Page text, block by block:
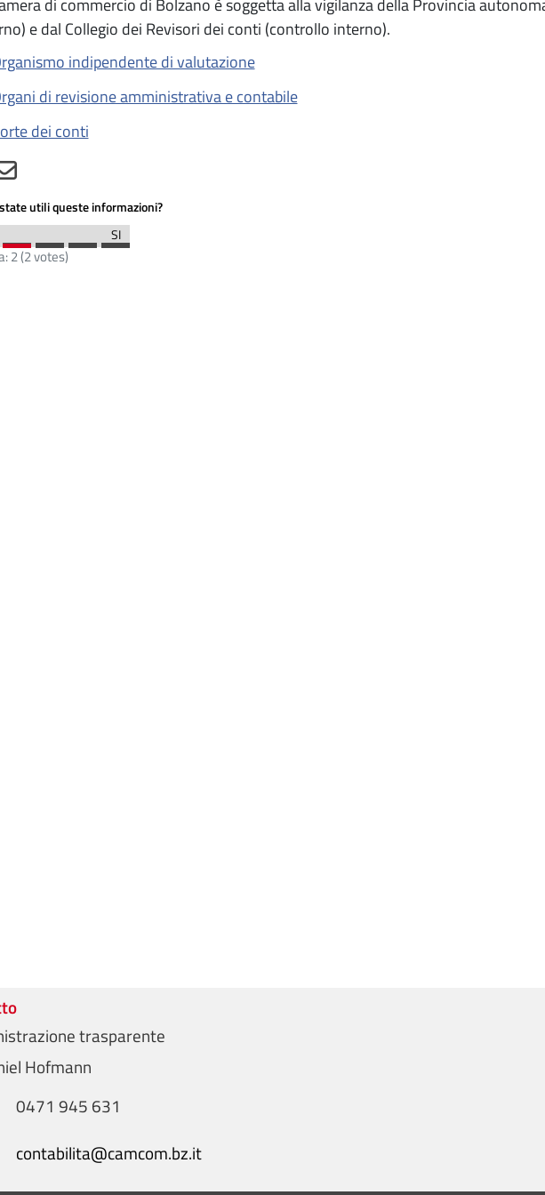
e dal Collegio dei Revisori dei conti (controllo interno).
indipendente di valutazione
di revisione amministrativa e contabile
dei conti
utili queste informazioni?
2(2votes)
trasparente
Hofmann
0471 945 631
contabilita@camcom.bz.it